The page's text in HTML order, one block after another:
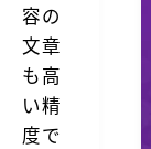
容の
文章
も高
い精
度で